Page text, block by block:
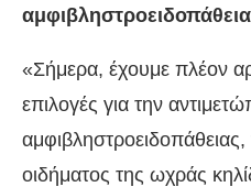
«Σήμερα, έχουμε πλέον
επιλογές για την
οιδήματος της ωχράς